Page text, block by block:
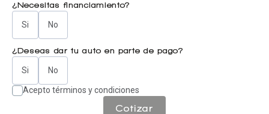
¿Necesitas financiamiento?
Si No
¿Deseas dar tu auto en parte de pago?
Si No
Acepto términos y condiciones
Cotizar